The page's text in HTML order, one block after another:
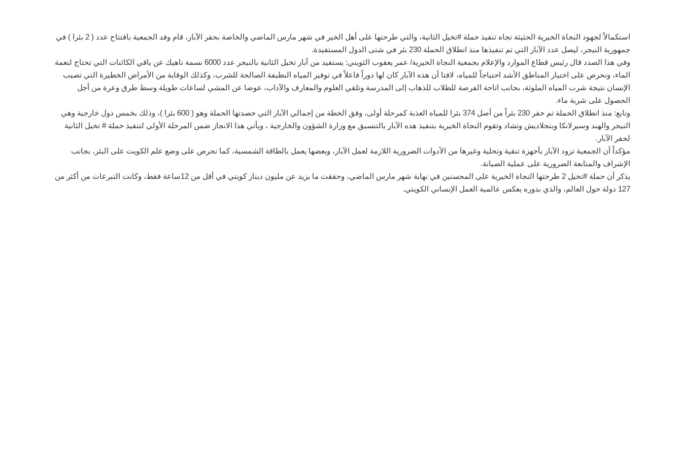
استكمالاً لجهود النجاة الخيرية الحثيثة تجاه تنفيذ حملة #تخيل الثانية، والتي طرحتها على أهل الخير في شهر مارس الماضي والخاصة بحفر الآبار، قام وفد الجمعية بافتتاح عدد ( 2 بئرا ) في
جمهورية النيجر، ليصل عدد الآبار التي تم تنفيذها منذ انطلاق الحملة 230 بئر في شتى الدول المستفيدة.
وفي هذا الصدد قال رئيس قطاع الموارد والإعلام بجمعية النجاة الخيرية/ عمر يعقوب الثويني: يستفيد من آبار تخيل الثانية بالنيجر عدد 6000 نسمة ناهيك عن باقي الكائنات التي تحتاج لنعمة
الماء، ونحرص على اختيار المناطق الأشد احتياجاً للمياه، لافتا أن هذه الآبار كان لها دوراً فاعلاً في توفير المياه النظيفة الصالحة للشرب، وكذلك الوقاية من الأمراض الخطيرة التي تصيب
الإنسان نتيجة شرب المياه الملوثة، بجانب اتاحة الفرصة للطلاب للذهاب إلى المدرسة وتلقي العلوم والمعارف والآداب، عوضا عن المشي لساعات طويلة وسط طرق وعرة من أجل
الحصول على شربة ماء.
وتابع: منذ انطلاق الحملة تم حفر 230 بئراً من أصل 374 بئرا للمياه العذبة كمرحلة أولى، وفق الخطة من إجمالي الآبار التي حصدتها الحملة وهو ( 600 بئرا )، وذلك بخمس دول خارجية وهي
النيجر والهند وسيرلانكا وبنجلاديش وتشاد وتقوم النجاة الخيرية بتنفيذ هذه الآبار بالتنسيق مع وزارة الشؤون والخارجية ، ويأتي هذا الانجاز ضمن المرحلة الأولى لتنفيذ حملة # تخيل الثانية
لحفر الآبار.
مؤكداً أن الجمعية تزود الآبار بأجهزة تنقية وتحلية وغيرها من الأدوات الضرورية اللازمة لعمل الآبار، وبعضها يعمل بالطاقة الشمسية، كما نحرص على وضع علم الكويت على البئر، بجانب
الإشراف والمتابعة الضرورية على عملية الصيانة.
يذكر أن حملة #تخيل 2 طرحتها النجاة الخيرية على المحسنين في نهاية شهر مارس الماضي، وحققت ما يزيد عن مليون دينار كويتي في أقل من 12ساعة فقط، وكانت التبرعات من أكثر من
127 دولة حول العالم، والذي بدوره يعكس عالمية العمل الإنساني الكويتي.